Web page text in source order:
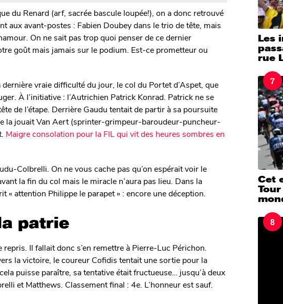
du Renard (arf, sacrée bascule loupée!), on a donc retrouvé
aux avant-postes : Fabien Doubey dans le trio de tête, mais
On ne sait pas trop quoi penser de ce dernier
goût mais jamais sur le podium. Est-ce prometteur ou
dernière vraie difficulté du jour, le col du Portet d’Aspet, que
À l’initiative : l’Autrichien Patrick Konrad. Patrick ne se
de l’étape. Derrière Gaudu tentait de partir à sa poursuite
la jouait Van Aert (sprinter-grimpeur-baroudeur-puncheur-
Maigre consolation pour la FIL qui vit des heures sombres en
Colbrelli. On ne vous cache pas qu’on espérait voir le
la fin du col mais le miracle n’aura pas lieu. Dans la
« attention Philippe le parapet » : encore une déception.
patrie
Il fallait donc s’en remettre à Pierre-Luc Périchon.
la victoire, le coureur Cofidis tentait une sortie pour la
puisse paraître, sa tentative était fructueuse… jusqu’à deux
et Matthews. Classement final : 4e. L’honneur est sauf.
Les
rue
7
Cet
8